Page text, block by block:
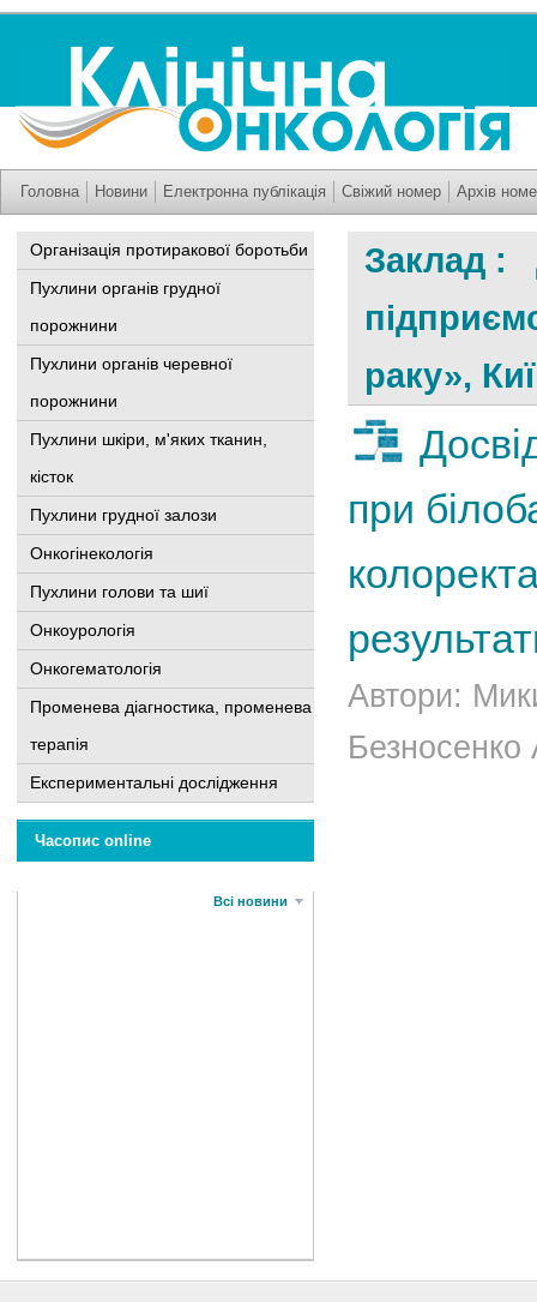
Головна Новини Електронна публікація Свіжий номер Архів
Організація протиракової боротьби
Пухлини органів грудної
порожнини
Пухлини органів черевної
порожнини
Пухлини шкіри, м'яких тканин,
кісток
Пухлини грудної залози
Онкогінекологія
Пухлини голови та шиї
Онкоурологія
Онкогематологія
Променева діагностика, променева
терапія
Експериментальні дослідження
Часопис online
Всі новини
Заклад :
раку»,
при
Автори: